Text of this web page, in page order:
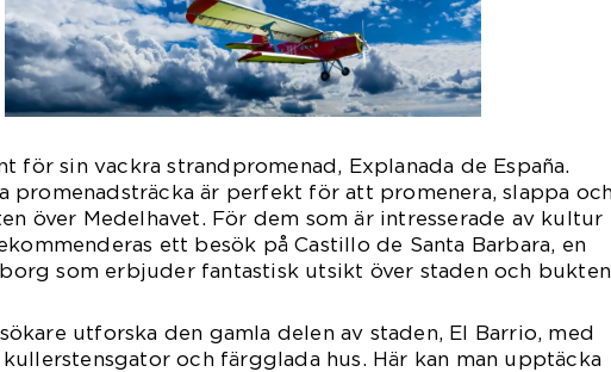
för sin vackra strandpromenad, Explanada de España.
promenadsträcka är perfekt för att promenera, slappa och
över Medelhavet. För dem som är intresserade av kultur
ett besök på Castillo de Santa Barbara, en
som erbjuder fantastisk utsikt över staden och
utforska den gamla delen av staden, El Barrio, med
och färgglada hus. Här kan man upptäcka